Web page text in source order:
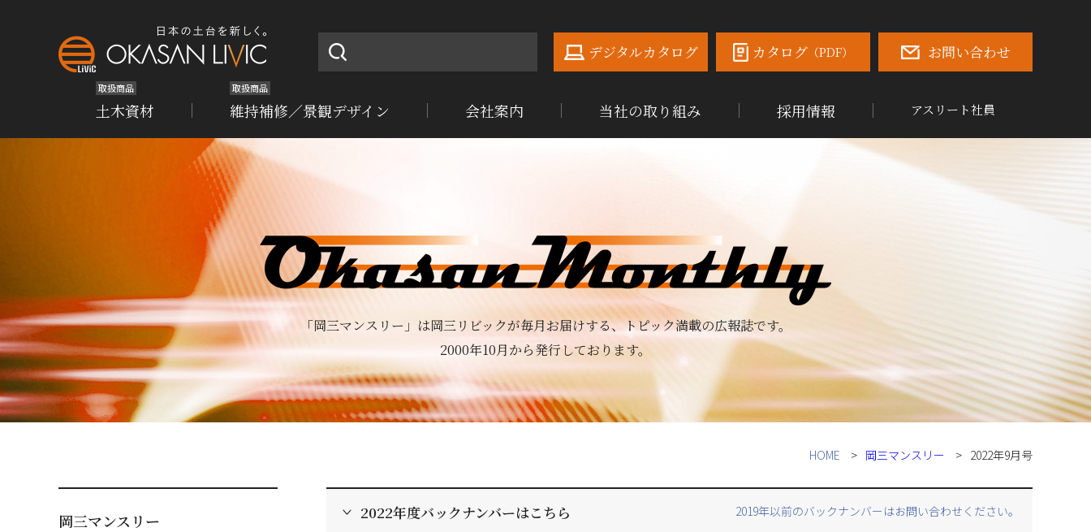
デジタルカタログ カタログ （PDF） お問い合わせ
取扱商品
土木資材
取扱商品
維持補修／景観デザイン 会社案内 当社の取り組み 採用情報 アスリート社員
「岡三マンスリー」は岡三リビックが毎月お届けする、トピック満載の広報誌です。
2000年10月から発行しております。
HOME 岡三マンスリー 2022年9月号
岡三マンスリー 2022年度バックナンバーはこちら 2019年以前のバックナンバーはお問い合わせください。